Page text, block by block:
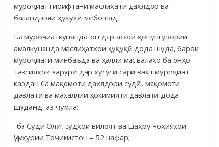
муроҷиат гирифтани маслиҳати дахлдор ва
баландпояи ҳу­қуқӣ мебошад.
Ба муроҷиаткунандагон дар асоси қонунгузории
амалкунанда мас­лиҳатҳои ҳуқуқӣ дода шуда, барои
муроҷиати минбаъда ва ҳалли масъа­лаҳо ба онҳо
тавсияҳои зарурӣ дар хусуси сари вақт муроҷиат
кардан ба мақомоти дахлдори судӣ, мақомоти
давлатӣ ва маҳаллии ҳокимияти дав­латӣ дода
шуданд, аз ҷумла:
-ба Суди Олӣ, судҳои вилоят ва шаҳру ноҳияҳои
Ҷумҳурии Тоҷикис­тон – 52 нафар;